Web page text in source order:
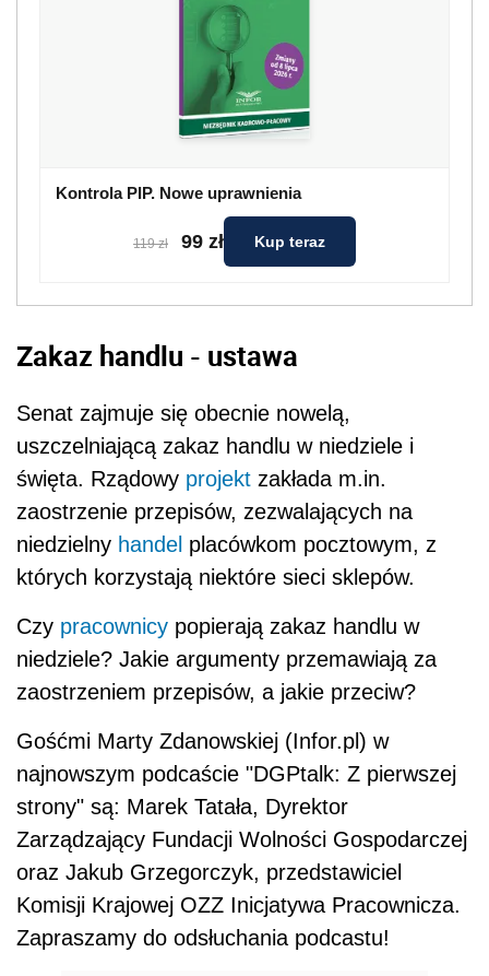
Kontrola PIP. Nowe uprawnienia
119 zł 99 zł Kup teraz
Zakaz handlu - ustawa
Senat zajmuje się obecnie nowelą,
uszczelniającą zakaz handlu w niedziele i
święta. Rządowy projekt zakłada m.in.
zaostrzenie przepisów, zezwalających na
niedzielny handel placówkom pocztowym, z
których korzystają niektóre sieci sklepów.
Czy pracownicy popierają zakaz handlu w
niedziele? Jakie argumenty przemawiają za
zaostrzeniem przepisów, a jakie przeciw?
Gośćmi Marty Zdanowskiej (Infor.pl) w
najnowszym podcaście "DGPtalk: Z pierwszej
strony" są: Marek Tatała, Dyrektor
Zarządzający Fundacji Wolności Gospodarczej
oraz Jakub Grzegorczyk, przedstawiciel
Komisji Krajowej OZZ Inicjatywa Pracownicza.
Zapraszamy do odsłuchania podcastu!